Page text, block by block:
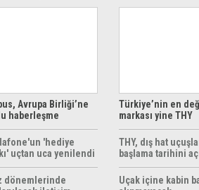
Avrupa Birliği’ne
haberleşme
sunuyor
'hediye
uçtan uca yenilendi
dönemlerinde
Türkiye’nin en
markası yine THY
THY, dış hat
başlama tarihini
Uçak içine kabin